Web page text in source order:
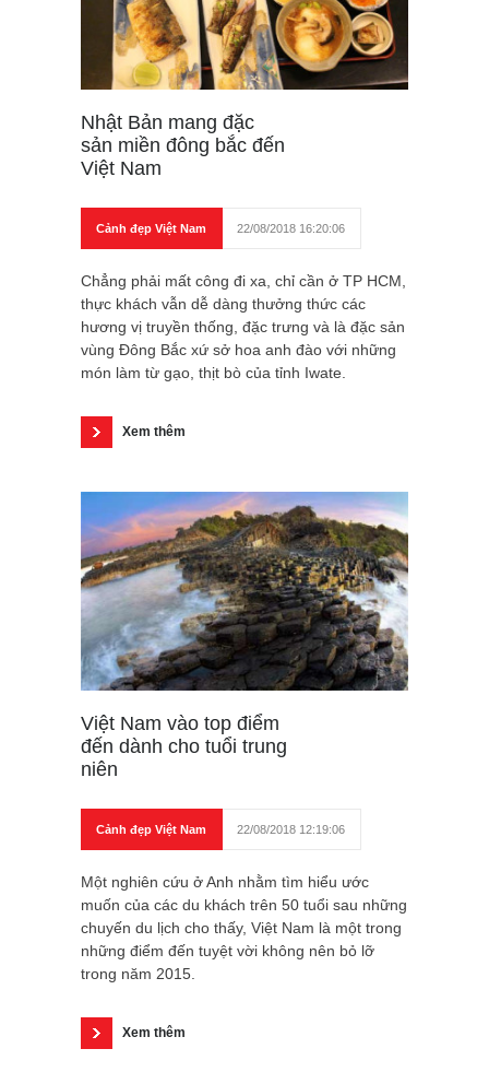
Nhật Bản mang đặc
sản miền đông bắc đến
Việt Nam
Cảnh đẹp Việt Nam 22/08/2018 16:20:06
Chẳng phải mất công đi xa, chỉ cần ở TP HCM,
thực khách vẫn dễ dàng thưởng thức các
hương vị truyền thống, đặc trưng và là đặc sản
vùng Đông Bắc xứ sở hoa anh đào với những
món làm từ gạo, thịt bò của tỉnh Iwate.
Xem thêm
Việt Nam vào top điểm
đến dành cho tuổi trung
niên
Cảnh đẹp Việt Nam 22/08/2018 12:19:06
Một nghiên cứu ở Anh nhằm tìm hiểu ước
muốn của các du khách trên 50 tuổi sau những
chuyến du lịch cho thấy, Việt Nam là một trong
những điểm đến tuyệt vời không nên bỏ lỡ
trong năm 2015.
Xem thêm